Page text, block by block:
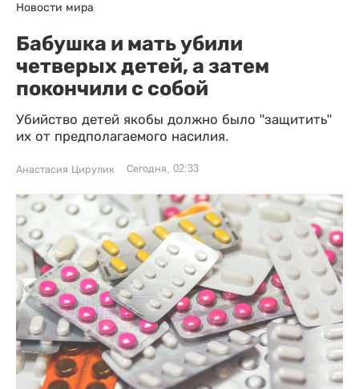
Новости мира
Бабушка и мать убили
четверых детей, а затем
покончили с собой
Убийство детей якобы должно было "защитить"
их от предполагаемого насилия.
Анастасия Цирулик Сегодня, 02:33